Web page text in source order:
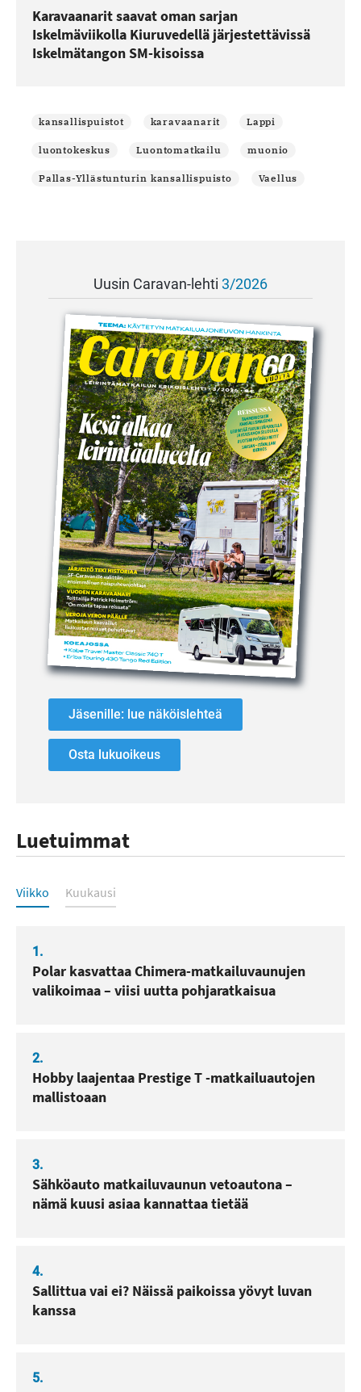
Karavaanarit saavat oman sarjan
Iskelmäviikolla Kiuruvedellä järjestettävissä
Iskelmätangon SM-kisoissa
kansallispuistot karavaanarit Lappi
luontokeskus Luontomatkailu muonio
Pallas-Yllästunturin kansallispuisto Vaellus
Uusin Caravan-lehti 3/2026
Jäsenille: lue näköislehteä
Osta lukuoikeus
Luetuimmat
Luetuimmat
Viikko Kuukausi
1.
Polar kasvattaa Chimera-matkailuvaunujen
valikoimaa – viisi uutta pohjaratkaisua
2.
Hobby laajentaa Prestige T -matkailuautojen
mallistoaan
3.
Sähköauto matkailuvaunun vetoautona –
nämä kuusi asiaa kannattaa tietää
4.
Sallittua vai ei? Näissä paikoissa yövyt luvan
kanssa
5.